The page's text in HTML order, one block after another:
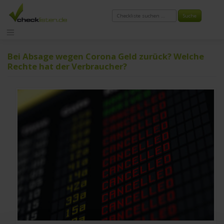
Zum
springen
Bei Absage wegen Corona Geld zurück? Welche
Rechte hat der Verbraucher?